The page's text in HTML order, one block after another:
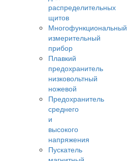
распределительных
щитов
Многофункциональный
измерительный
прибор
Плавкий
предохранитель
низковольтный
ножевой
Предохранитель
среднего
и
высокого
напряжения
Пускатель